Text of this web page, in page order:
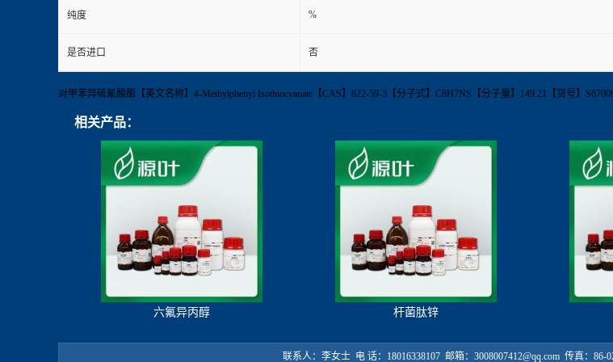
纯度 %
是否进口 否
对甲苯异硫氰酸酯【英文名称】4-Methylphenyl Isothiocyanate【CAS】622-59-3【分子式】C8H7NS【分子量】149.21【货号】
相关产品：
六氟异丙醇 杆菌肽锌
联系人：李女士 电 话：18016338107 邮箱：3008007412@qq.com 传真：